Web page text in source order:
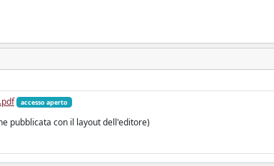
accesso aperto
pubblicata con il layout dell'editore)